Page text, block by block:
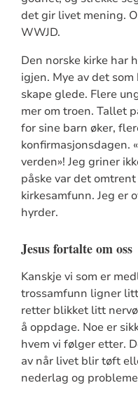
det gir livet mening.
WWJD.
Den norske kirke har
igjen. Mye av det
skape glede. Flere
mer om troen. Tallet
for sine barn øker,
konfirmasjonsdagen.
verden»! Jeg griner
påske var det
kirkesamfunn. Jeg er
hyrder.
Jesus fortalte om oss
Kanskje vi som er
trossamfunn ligner
retter blikket litt
å oppdage. Noe er
hvem vi følger etter.
av når livet blir tøft
nederlag og